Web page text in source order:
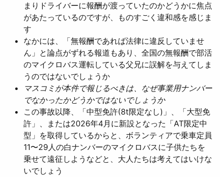
まりドライバーに報酬が渡っていたのかどうかに焦点
があたっているのですが、ものすごく違和感を感じま
す
なかには、「無報酬であれば法律に違反していませ
ん」と論点がずれる報道もあり、全国の無報酬で部活
のマイクロバス運転している父兄に誤解を与えてしま
うのではないでしょうか
マスコミが本件で報じるべきは、なぜ事業用ナンバー
でなかったかどうかではないでしょうか
この事故以降、「中型免許(8t限定なし)」、「大型免
許」、または2026年4月に新設となった「AT限定中
型」を取得しているからと、ボランティアで乗車定員
11〜29人の白ナンバーのマイクロバスに子供たちを
乗せて遠征しようなどと、大人たちは考えてはいけな
いでしょう